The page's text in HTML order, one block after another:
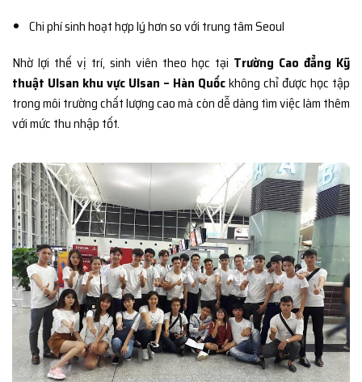
Chi phí sinh hoạt hợp lý hơn so với trung tâm Seoul
Nhờ lợi thế vị trí, sinh viên theo học tại Trường Cao đẳng Kỹ
thuật Ulsan khu vực Ulsan – Hàn Quốckhông chỉ được học tập
trong môi trường chất lượng cao mà còn dễ dàng tìm việc làm thêm
với mức thu nhập tốt.